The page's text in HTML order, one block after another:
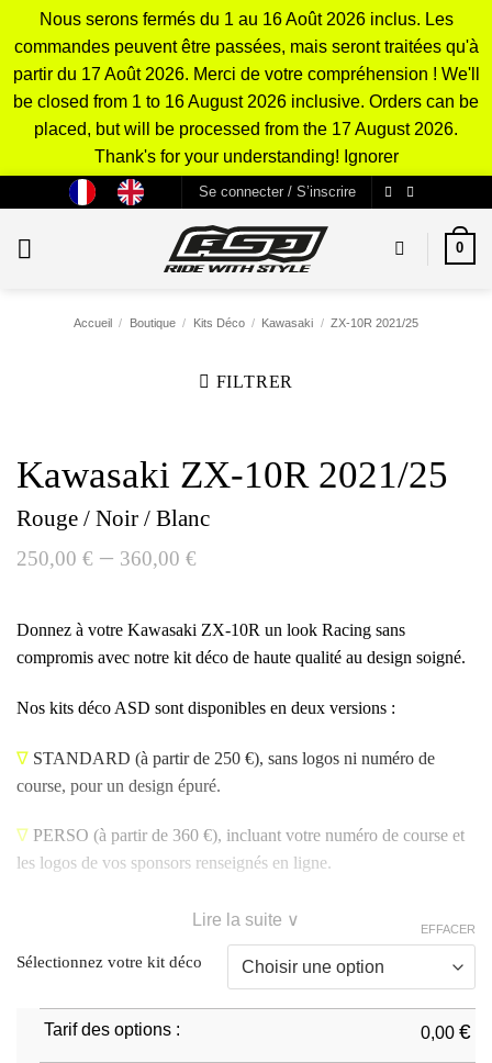
Nous serons fermés du 1 au 16 Août 2026 inclus. Les
commandes peuvent être passées, mais seront traitées qu'à
partir du 17 Août 2026. Merci de votre compréhension ! We'll
be closed from 1 to 16 August 2026 inclusive. Orders can be
placed, but will be processed from the 17 August 2026.
Thank's for your understanding! Ignorer
contenu
Se connecter / S’inscrire
0
Accueil / Boutique / Kits Déco / Kawasaki / ZX-10R 2021/25
FILTRER
Kawasaki ZX-10R 2021/25
Rouge / Noir / Blanc
250,00 € – 360,00 €
Donnez à votre Kawasaki ZX-10R un look Racing sans
compromis avec notre kit déco de haute qualité au design soigné.
Nos kits déco ASD sont disponibles en deux versions :
∇ STANDARD (à partir de 250 €), sans logos ni numéro de
course, pour un design épuré.
∇ PERSO (à partir de 360 €), incluant votre numéro de course et
les logos de vos sponsors renseignés en ligne.
Lire la suite ∨
Sélectionnez votre kit déco
EFFACER
Tarif des options : 0,00 €